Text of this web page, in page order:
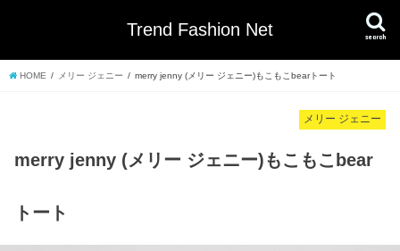
Trend Fashion Net search
HOME メリー ジェニー merry jenny (メリー ジェニー)もこもこbearトート
メリー ジェニー
merry jenny (メリー ジェニー)もこもこbear
トート